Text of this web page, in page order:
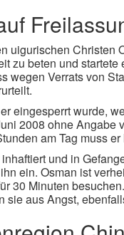
uigurischen Christen
zu beten und
wegen Verrats von
eingesperrt wurde,
2008 ohne
am Tag muss er
und in
ein. Osman ist
30 Minuten
sie aus Angst,